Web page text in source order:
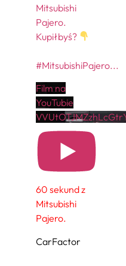
Mitsubishi
Pajero.
Kupiłbyś?
#MitsubishiPajero...
Film na
YouTubie
60 sekund z
Mitsubishi
Pajero.
CarFactor